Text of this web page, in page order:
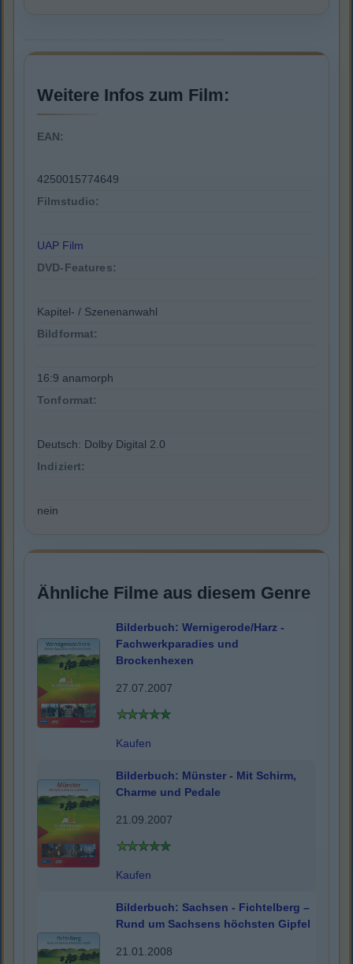
Weitere Infos zum Film:
EAN:
4250015774649
Filmstudio:
UAP Film
DVD-Features:
Kapitel- / Szenenanwahl
Bildformat:
16:9 anamorph
Tonformat:
Deutsch: Dolby Digital 2.0
Indiziert:
nein
Ähnliche Filme aus diesem Genre
Bilderbuch: Wernigerode/Harz -
Fachwerkparadies und
Brockenhexen
27.07.2007
Kaufen
Bilderbuch: Münster - Mit Schirm,
Charme und Pedale
21.09.2007
Kaufen
Bilderbuch: Sachsen - Fichtelberg –
Rund um Sachsens höchsten Gipfel
21.01.2008